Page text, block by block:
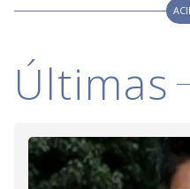
Últimas